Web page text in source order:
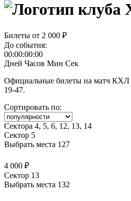
Билеты от 2 000 ₽
До события:
00:00:00:00
Дней Часов Мин Сек
Официальные билеты на матч КХЛ
19-47.
Сортировать по:
Сектора 4, 5, 6, 12, 13, 14
Сектор 5
Выбрать места 127
4 000 ₽
Сектор 13
Выбрать места 132